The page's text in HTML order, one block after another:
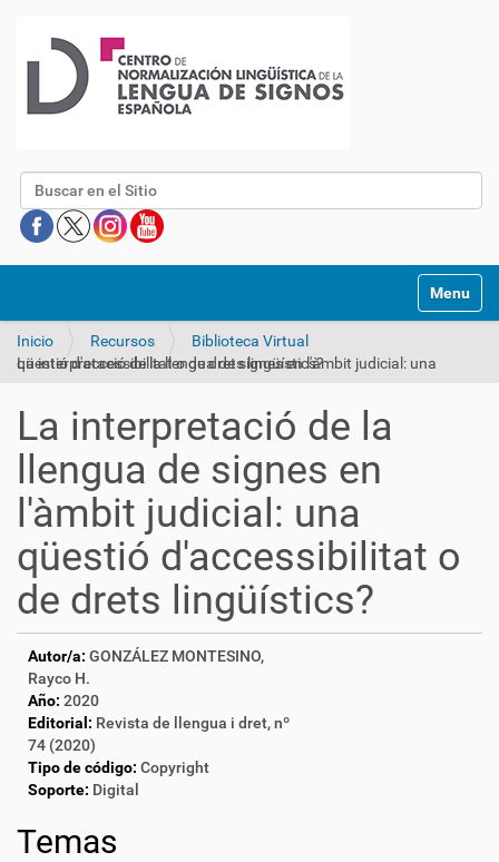
Buscar
Mostrar/
Inicio Recursos
Biblioteca Virtual
La interpretació de la llengua de signes en l'àmbit judicial: una qüestió d'accessibilitat o de drets lingüístics?
La interpretació de la
llengua de signes en
l'àmbit judicial: una
qüestió d'accessibilitat o
de drets lingüístics?
Autor/a: GONZÁLEZ MONTESINO,
Rayco H.
Año: 2020
Editorial: Revista de llengua i dret, nº
74 (2020)
Tipo de código: Copyright
Soporte: Digital
Temas